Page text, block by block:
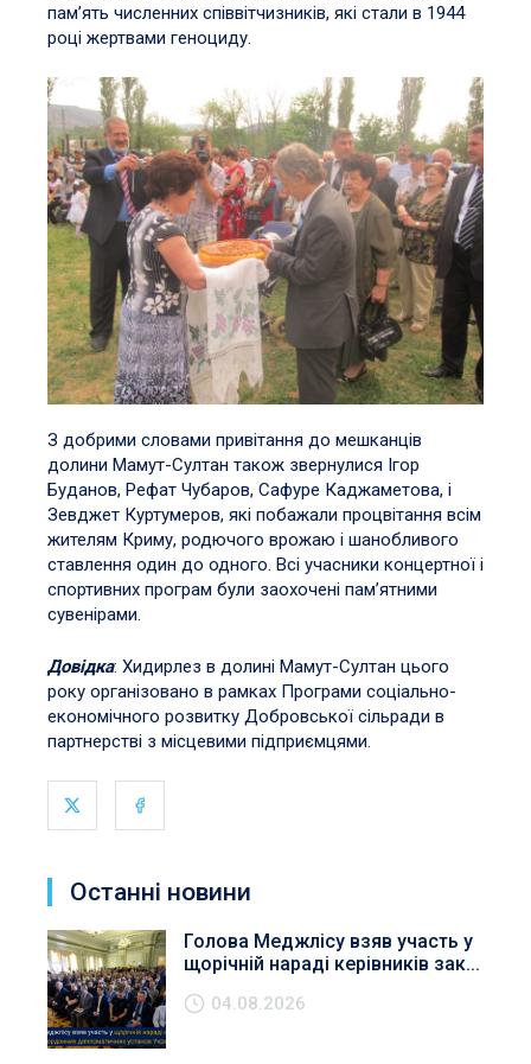
пам’ять численних співвітчизників, які стали в 1944
році жертвами геноциду.
З добрими словами привітання до мешканців
долини Мамут-Султан також звернулися Ігор
Буданов, Рефат Чубаров, Сафуре Каджаметова, і
Зевджет Куртумеров, які побажали процвітання всім
жителям Криму, родючого врожаю і шанобливого
ставлення один до одного. Всі учасники концертної і
спортивних програм були заохочені пам’ятними
сувенірами.
Довідка: Хидирлез в долині Мамут-Султан цього
року організовано в рамках Програми соціально-
економічного розвитку Добровської сільради в
партнерстві з місцевими підприємцями.
Останні новини
Голова Меджлісу взяв участь у
щорічній нараді керівників зак...
04.08.2026